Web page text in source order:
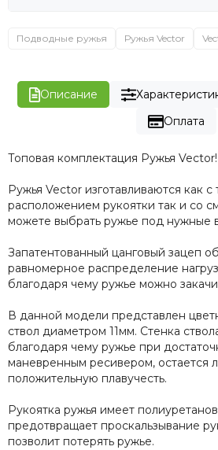
Подводные ружья Ружья Vector
Описание
Оплата
Топовая комплектация Ружья Vector!
Ружья Vector изготавливаются как
расположением рукоятки так и со
можете выбрать ружье под нужные
Запатентованный цанговый зацеп
равномерное распределение
благодаря чему ружье можно
В данной модели представлен
ствол диаметром 11мм. Стенка
благодаря чему ружье при
маневренным ресивером, остается
положительную плавучесть.
Рукоятка ружья имеет
предотвращает проскальзывание
позволит потерять ружье.